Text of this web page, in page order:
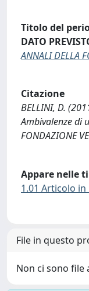
Titolo del
DATO
ANNALI DELLA
Citazione
BELLINI, D.
Ambivalenze di
FONDAZIONE
Appare nelle
1.01 Articolo in
File in questo
Non ci sono file